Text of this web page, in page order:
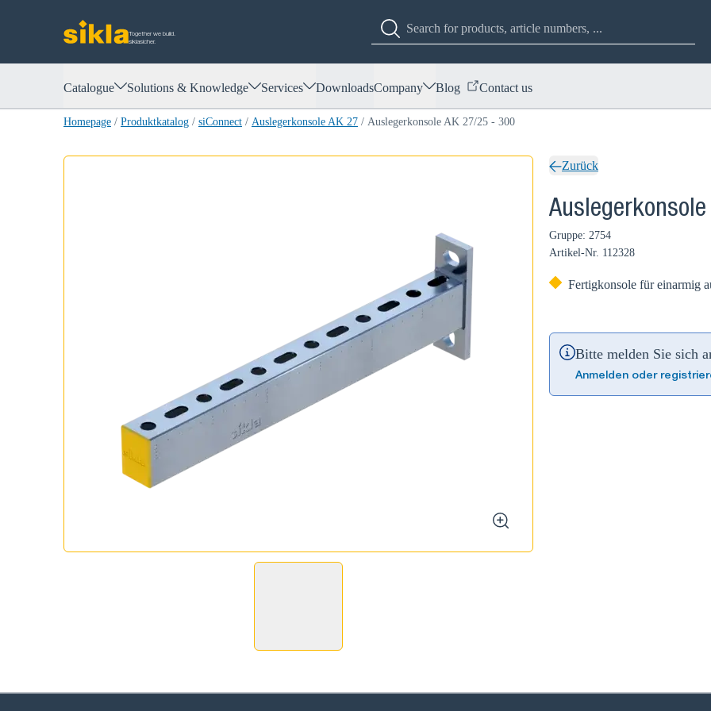
Together we build.
siklasicher.
Catalogue Solutions & Knowledge Services DownloadsCompany Blog Contact us
Homepage / Produktkatalog / siConnect / Auslegerkonsole AK 27 / Auslegerkonsole AK 27/25 - 300
zoom
Zurück
Gruppe: 2754
Artikel-Nr. 112328
Fertigkonsole für einarmig
Bitte melden Sie sich
Anmelden oder